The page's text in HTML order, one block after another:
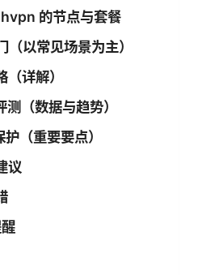
的节点与套餐
以常见场景为主）
详解）
（数据与趋势）
（重要要点）
议